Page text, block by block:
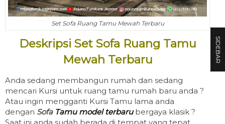
Set Sofa Ruang Tamu Mewah Terbaru
Deskripsi Set Sofa Ruang Tamu
Mewah Terbaru
Anda sedang membangun rumah dan sedang
mencari Kursi untuk ruang tamu rumah baru anda ?
Atau ingin mengganti Kursi Tamu lama anda
dengan Sofa Tamu model terbarubergaya klasik ?
SIDEBAR